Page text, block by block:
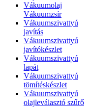
Vákuumolaj
Vákuumzsír
Vákuumszivattyú
javítás
Vákuumszivattyú
javítókészlet
Vákuumszivattyú
lapát
Vákuumszivattyú
tömítéskészlet
Vákuumszivattyú
olajleválasztó szűrő